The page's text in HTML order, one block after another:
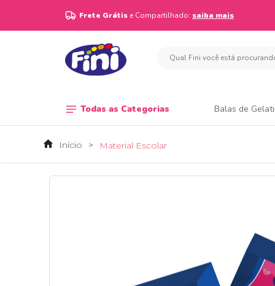
Frete Grátis e Compartilhado: saiba mais
Todas as Categorias Balas de
Início Material Escolar